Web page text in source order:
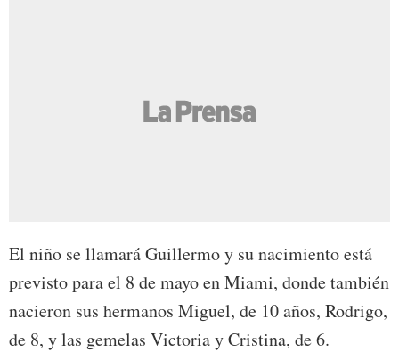
El niño se llamará Guillermo y su nacimiento está
previsto para el 8 de mayo en Miami, donde también
nacieron sus hermanos Miguel, de 10 años, Rodrigo,
de 8, y las gemelas Victoria y Cristina, de 6.